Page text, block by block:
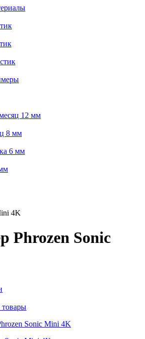
12 мм
8 мм
6 мм
4K
Phrozen Sonic